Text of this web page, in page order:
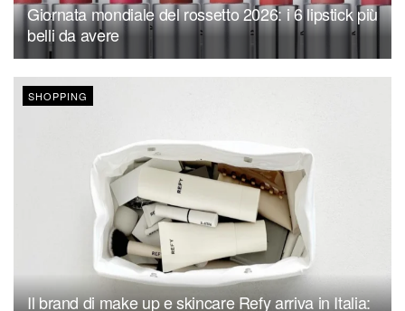
Giornata mondiale del rossetto 2026: i 6 lipstick più
belli da avere
SHOPPING
Il brand di make up e skincare Refy arriva in Italia: